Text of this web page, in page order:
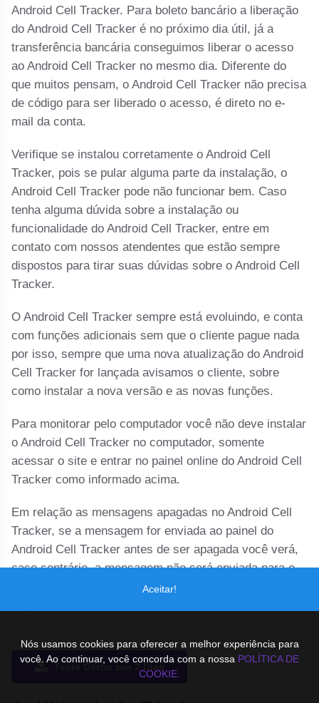
Android Cell Tracker. Para boleto bancário a liberação
do Android Cell Tracker é no próximo dia útil, já a
transferência bancária conseguimos liberar o acesso
ao Android Cell Tracker no mesmo dia. Diferente do
que muitos pensam, o Android Cell Tracker não precisa
de código para ser liberado o acesso, é direto no e-
mail da conta.
Verifique se instalou corretamente o Android Cell
Tracker, pois se pular alguma parte da instalação, o
Android Cell Tracker pode não funcionar bem. Caso
tenha alguma dúvida sobre a instalação ou
funcionalidade do Android Cell Tracker, entre em
contato com nossos atendentes que estão sempre
dispostos para tirar suas dúvidas sobre o Android Cell
Tracker.
O Android Cell Tracker sempre está evoluindo, e conta
com funções adicionais sem que o cliente pague nada
por isso, sempre que uma nova atualização do Android
Cell Tracker for lançada avisamos o cliente, sobre
como instalar a nova versão e as novas funções.
Para monitorar pelo computador você não deve instalar
o Android Cell Tracker no computador, somente
acessar o site e entrar no painel online do Android Cell
Tracker como informado acima.
Em relação as mensagens apagadas no Android Cell
Tracker, se a mensagem for enviada ao painel do
Android Cell Tracker antes de ser apagada você verá,
caso contrário, a mensagem não será enviada para o
painel do Android Cell Tracker. O envio de dados
Teste Grátis por 2 Dias
Aceitar!
Nós usamos cookies para oferecer a melhor experiência para
você. Ao continuar, você concorda com a nossa POLÍTICA DE
COOKIE.